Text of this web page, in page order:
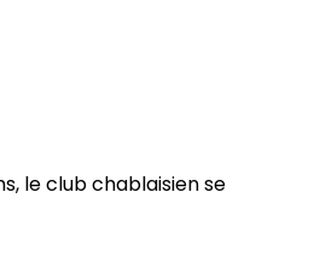
le club chablaisien se